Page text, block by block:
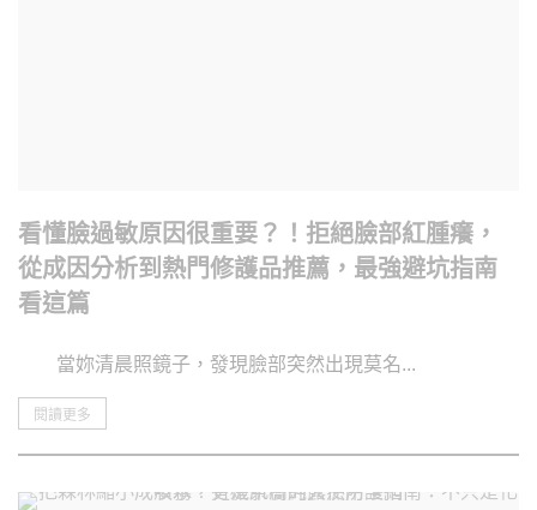
看懂臉過敏原因很重要？！拒絕臉部紅腫癢，
從成因分析到熱門修護品推薦，最強避坑指南
看這篇
當妳清晨照鏡子，發現臉部突然出現莫名...
閱讀更多